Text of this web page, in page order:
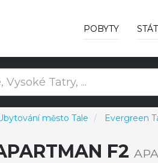
POBYTY
město Tale Evergreen
F2